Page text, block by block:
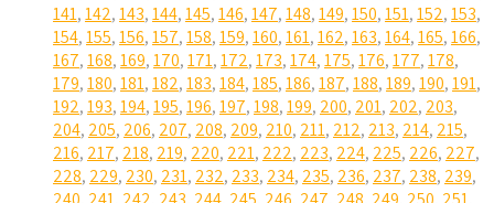
141,142,143,144,145,146,147,148,149,150,151,152,153,
154,155,156,157,158,159,160,161,162,163,164,165,166,
167,168,169,170,171,172,173,174,175,176,177,178,
179,180,181,182,183,184,185,186,187,188,189,190,191,
192,193,194,195,196,197,198,199, 200, 201, 202, 203,
204, 205, 206, 207, 208, 209, 210, 211, 212, 213, 214, 215,
216, 217, 218, 219, 220, 221, 222, 223, 224, 225, 226, 227,
228, 229, 230, 231, 232, 233, 234, 235, 236, 237, 238, 239,